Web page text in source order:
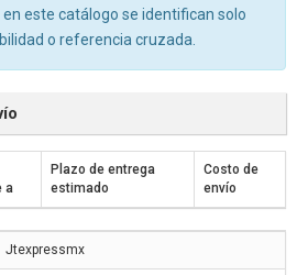
este catálogo se identifican solo
o referencia cruzada.
a
Plazo de entrega
estimado
Costo de
envío
Jtexpressmx